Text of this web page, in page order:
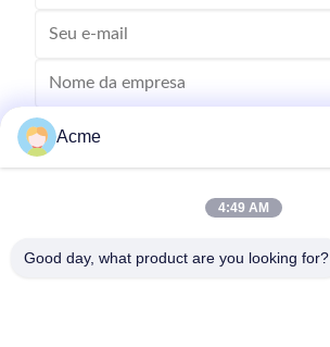
Envie
Acme
4:49 AM
Good day, what product are you looking for?